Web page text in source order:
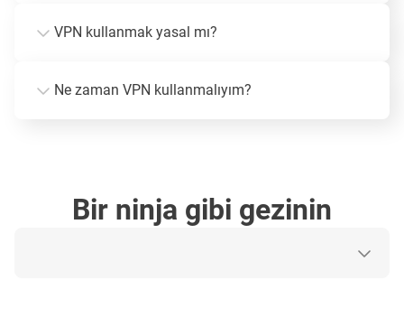
VPN kullanmak yasal mı?
Ne zaman VPN kullanmalıyım?
Bir ninja gibi gezinin